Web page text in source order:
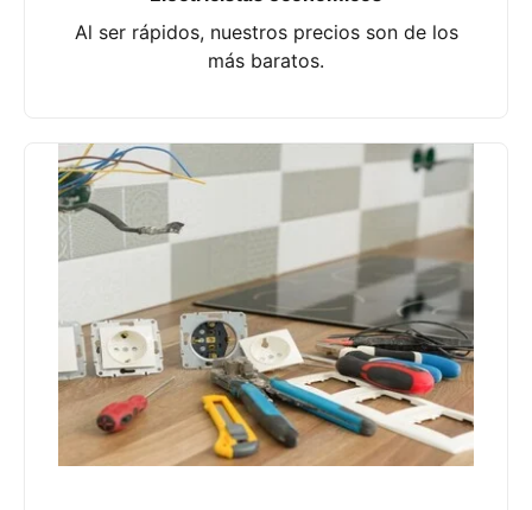
Al ser rápidos, nuestros precios son de los
más baratos.